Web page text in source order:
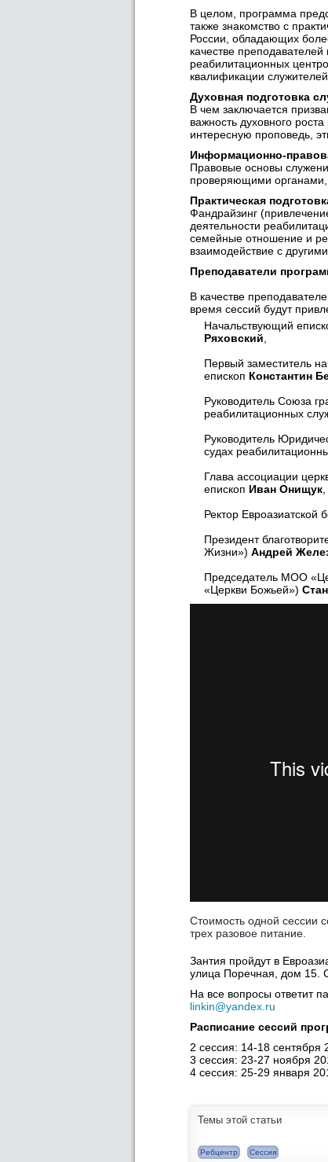
В целом, программа
также знакомство с
России, обладающих
качестве
реабилитационных
квалификации
Духовная подготовка
В чем заключается
важность духовного
интересную проповедь,
Информационно-
Правовые основы
проверяющими органами,
Практическая
Фандрайзинг
деятельности
семейные отношение и
взаимодействие с
Преподаватели
В качестве
время сессий будут
Начальствующий
Ряховский
Первый заместитель
епископ Константин
Руководитель Союза
реабилитационных
Руководитель
судах
Глава ассоциации
епископ Иван Онищук
Ректор Евроазиатской
Президент
Жизни») Андрей
Председатель МОО
«Церкви Божьей»)
Стоимость одной сессии
трех разовое питание.
Зантия пройдут в
улица Поречная, дом 15.
На все вопросы ответит
linkin@yandex.ru
Расписание сессий
2 сессия: 14-18 сентября
3 сессия: 23-27 ноября
4 сессия: 25-29 января
Темы этой статьи
Ребцентр Сессия